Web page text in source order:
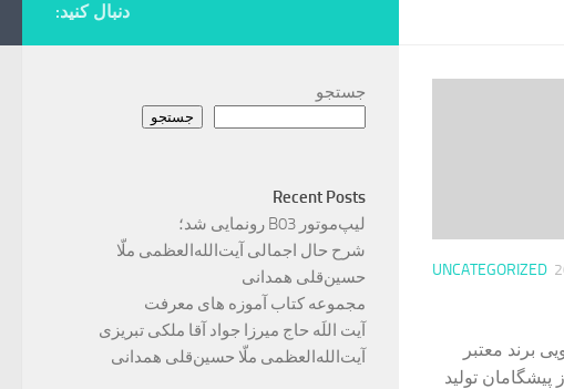
UNCATEGORIZED
برند معتبر
پیشگامان تولید
دنبال کنید:
جستجو
جستجو
Recent Posts
لیپ‌موتور B03 رونمایی شد؛
شرح حال اجمالی آیت‌الله‌العظمی ملّا
حسین‌قلی همدانی
مجموعه کتاب آموزه های معرفت
آیت اللَه حاج میرزا جواد آقا ملکی تبریزی
آیت‌الله‌العظمی ملّا حسین‌قلی همدانی